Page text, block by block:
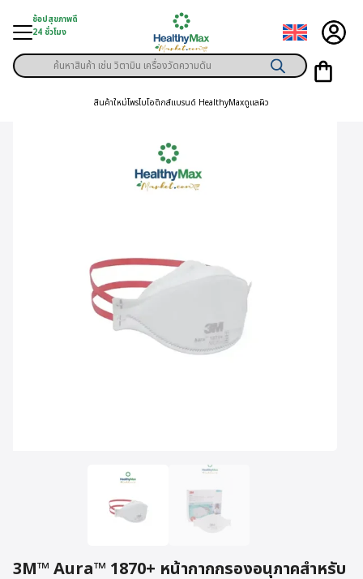
content
ช้อปสุขภาพดี
24 ชั่วโมง
มู่สินค้า
Products
search
สินค้าใหม่โพรไบโอติกส์แบรนด์ HealthyMaxดูแลผิว
3M™ Aura™ 1870+ หน้ากากกรองอนุภาคสำหรับ